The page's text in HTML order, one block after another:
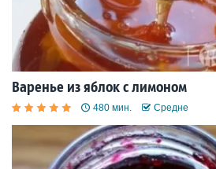
Варенье из яблок с лимоном
480 мин. Средне